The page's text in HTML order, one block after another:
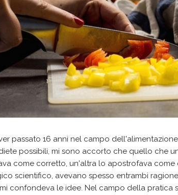
passato 16 anni nel campo
possibili, mi sono accorto che quello che
come corretto, un'altra lo apostrofava come
scientifico, avevano spesso entrambi
confondeva le idee. Nel campo della pratica